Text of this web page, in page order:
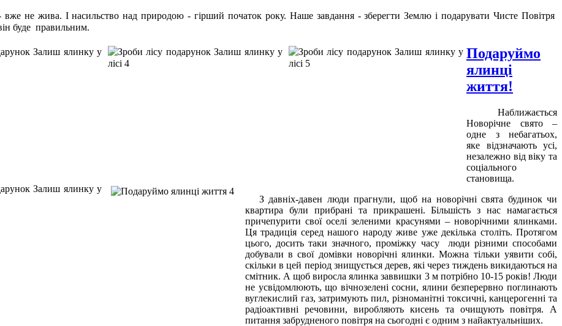
не жива. І насильство над природою - гірший початок року. Наше завдання - зберегти Землю і подарувати Чисте Повітря
буде правильним.
Подаруймо
ялинці
життя!
Наближається
Новорічне свято –
одне з небагатьох,
яке відзначають усі,
незалежно від віку та
соціального
становища.
З давніх-давен люди прагнули, щоб на новорічні свята будинок чи
квартира були прибрані та прикрашені. Більшість з нас намагається
причепурити свої оселі зеленими красунями – новорічними ялинками.
Ця традиція серед нашого народу живе уже декілька століть. Протягом
цього, досить таки значного, проміжку часу люди різними способами
добували в свої домівки новорічні ялинки. Можна тільки уявити собі,
скільки в цей період знищується дерев, які через тиждень викидаються на
смітник. А щоб виросла ялинка заввишки 3 м потрібно 10-15 років! Люди
не усвідомлюють, що вічнозелені сосни, ялини безперервно поглинають
вуглекислий газ, затримують пил, різноманітні токсичні, канцерогенні та
радіоактивні речовини, виробляють кисень та очищують повітря. А
питання забрудненого повітря на сьогодні є одним з найактуальніших.